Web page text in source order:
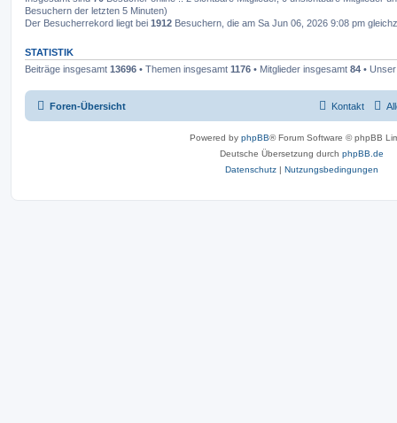
Besuchern der letzten 5 Minuten)
Der Besucherrekord liegt bei 1912 Besuchern, die am Sa Jun 06, 2026 9:08 pm
STATISTIK
Beiträge insgesamt 13696 • Themen insgesamt 1176 • Mitglieder insgesamt 84 •
Foren-Übersicht Kontakt
Powered by phpBB® Forum Software © phpBB
Deutsche Übersetzung durch phpBB.de
Datenschutz | Nutzungsbedingungen